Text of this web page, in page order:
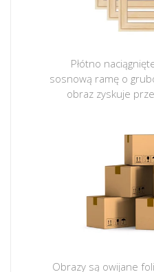
Płótno
sosnową ramę o
obraz zyskuje
Obrazy są owijane